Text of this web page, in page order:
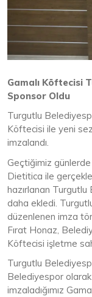
Gamalı Köftecisi
Sponsor Oldu
Turgutlu
Köftecisi ile yeni
imzalandı.
Geçtiğimiz günlerde
Dietitica ile
hazırlanan Turgutlu
daha ekledi.
düzenlenen imza
Fırat Honaz,
Köftecisi işletme
Turgutlu
Belediyespor
imzaladığımız